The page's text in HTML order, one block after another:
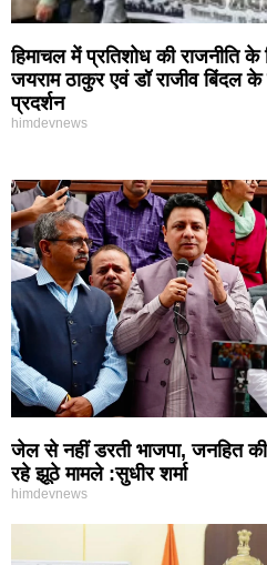
हिमाचल में प्रतिशोध की राजनीति
जयराम ठाकुर एवं डॉ राजीव बिंदल
प्रदर्शन
himdevnews
जेल से नहीं डरती भाजपा, जनहित
रहे झूठे मामले :सुधीर शर्मा
himdevnews